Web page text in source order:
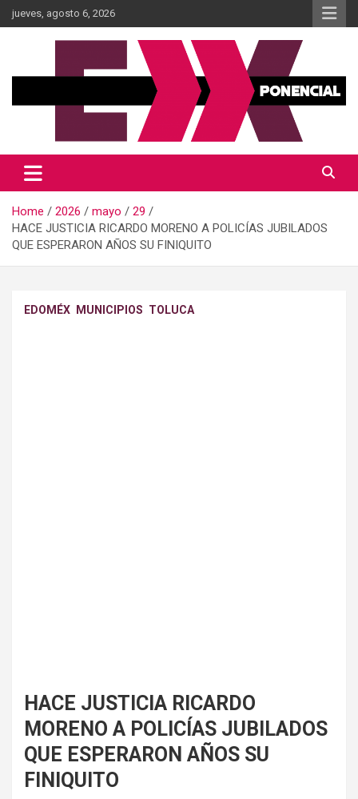
Skip
to
jueves, agosto 6, 2026
Diario Xponencial Mx
Home 2026 mayo
29
HACE JUSTICIA RICARDO MORENO A POLICÍAS JUBILADOS
QUE ESPERARON AÑOS SU FINIQUITO
EDOMÉX MUNICIPIOS TOLUCA
HACE JUSTICIA RICARDO
MORENO A POLICÍAS JUBILADOS
QUE ESPERARON AÑOS SU
FINIQUITO